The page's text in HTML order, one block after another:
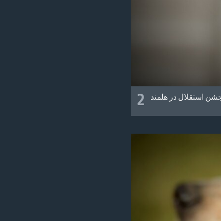
2 استقلال در هلمند